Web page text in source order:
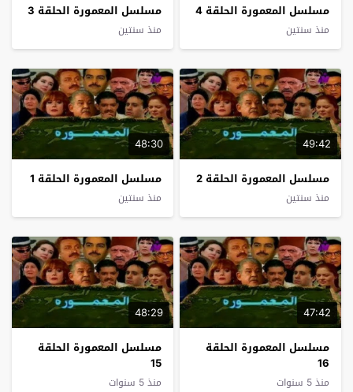
مسلسل المعمورة الحلقة 4
منذ سنتين
مسلسل المعمورة الحلقة 3
منذ سنتين
49:42
مسلسل المعمورة الحلقة 2
منذ سنتين
48:30
مسلسل المعمورة الحلقة 1
منذ سنتين
47:42
مسلسل المعمورة الحلقة
16
منذ 5 سنوات
48:29
مسلسل المعمورة الحلقة
15
منذ 5 سنوات